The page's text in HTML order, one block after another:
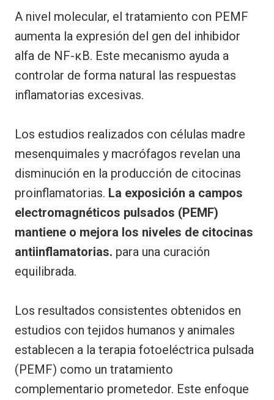
A nivel molecular, el tratamiento con PEMF
aumenta la expresión del gen del inhibidor
alfa de NF-κB. Este mecanismo ayuda a
controlar de forma natural las respuestas
inflamatorias excesivas.
Los estudios realizados con células madre
mesenquimales y macrófagos revelan una
disminución en la producción de citocinas
proinflamatorias. La exposición a campos
electromagnéticos pulsados (PEMF)
mantiene o mejora los niveles de citocinas
antiinflamatorias. para una curación
equilibrada.
Los resultados consistentes obtenidos en
estudios con tejidos humanos y animales
establecen a la terapia fotoeléctrica pulsada
(PEMF) como un tratamiento
complementario prometedor. Este enfoque